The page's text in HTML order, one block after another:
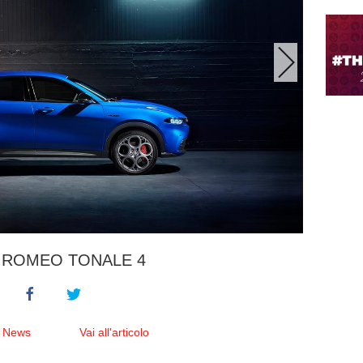
TONALE 4
Vai all'articolo